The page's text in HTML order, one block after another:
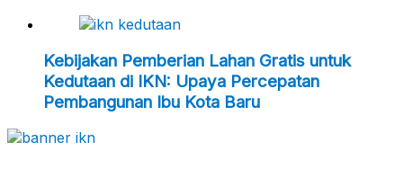
Kebijakan Pemberian Lahan Gratis untuk
Kedutaan di IKN: Upaya Percepatan
Pembangunan Ibu Kota Baru